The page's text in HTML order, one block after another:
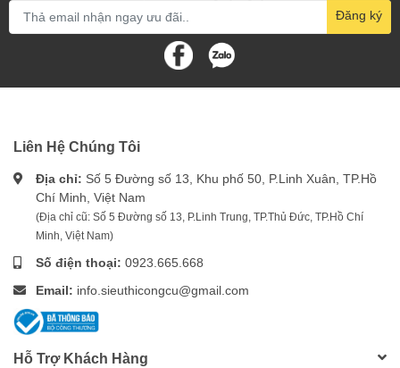
Đăng ký
Liên Hệ Chúng Tôi
Địa chỉ: Số 5 Đường số 13, Khu phố 50, P.Linh Xuân, TP.Hồ
Chí Minh, Việt Nam
(Địa chỉ cũ: Số 5 Đường số 13, P.Linh Trung, TP.Thủ Đức, TP.Hồ Chí
Minh, Việt Nam)
Số điện thoại: 0923.665.668
Email: info.sieuthicongcu@gmail.com
Hỗ Trợ Khách Hàng